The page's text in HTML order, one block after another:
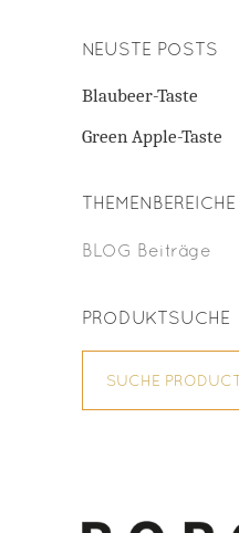
NEUSTE POSTS
Blaubeer-Taste
Green Apple-Taste
THEMENBEREICHE
BLOG Beiträge
PRODUKTSUCHE